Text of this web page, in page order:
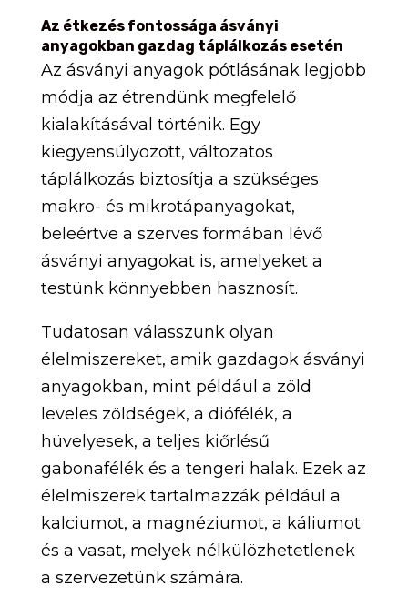
Az étkezés fontossága ásványi
anyagokban gazdag táplálkozás esetén
Az ásványi anyagok pótlásának legjobb
módja az étrendünk megfelelő
kialakításával történik. Egy
kiegyensúlyozott, változatos
táplálkozás biztosítja a szükséges
makro- és mikrotápanyagokat,
beleértve a szerves formában lévő
ásványi anyagokat is, amelyeket a
testünk könnyebben hasznosít.
Tudatosan válasszunk olyan
élelmiszereket, amik gazdagok ásványi
anyagokban, mint például a zöld
leveles zöldségek, a diófélék, a
hüvelyesek, a teljes kiőrlésű
gabonafélék és a tengeri halak. Ezek az
élelmiszerek tartalmazzák például a
kalciumot, a magnéziumot, a káliumot
és a vasat, melyek nélkülözhetetlenek
a szervezetünk számára.